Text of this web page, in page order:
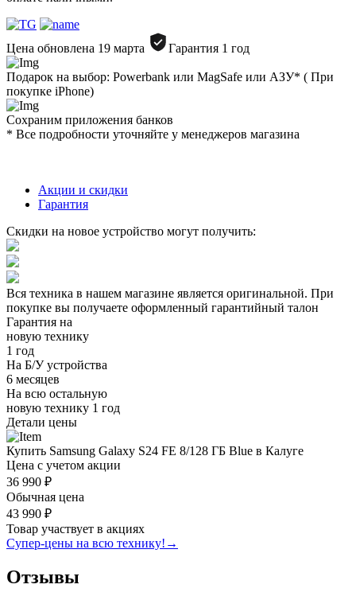
Цена обновлена 19 марта Гарантия 1 год
Подарок на выбор: Powerbank или MagSafe или AЗУ* ( При
покупке iPhone)
Сохраним приложения банков
* Все подробности уточняйте у менеджеров магазина
Акции и скидки
Гарантия
Скидки на новое устройство могут получить:
Вся техника в нашем магазине является оригинальной. При
покупке вы получаете оформленный гарантийный талон
Гарантия на
новую технику
1 год
На Б/У устройства
6 месяцев
На всю остальную
новую технику 1 год
Детали цены
Купить Samsung Galaxy S24 FE 8/128 ГБ Blue в Калуге
Цена с учетом акции
36 990 ₽
Обычная цена
43 990 ₽
Товар участвует в акциях
Супер-цены на всю технику! →
Отзывы